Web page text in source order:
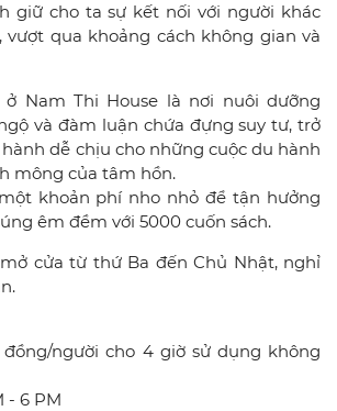
giữ cho ta sự kết nối với người khác
qua khoảng cách không gian và
ở Nam Thi House là nơi nuôi dưỡng
và đàm luận chứa đựng suy tư, trở
dễ chịu cho những cuộc du hành
mông của tâm hồn.
khoản phí nho nhỏ để tận hưởng
êm đềm với 5000 cuốn sách.
cửa từ thứ Ba đến Chủ Nhật, nghỉ
đồng/người cho 4 giờ sử dụng không
- 6 PM